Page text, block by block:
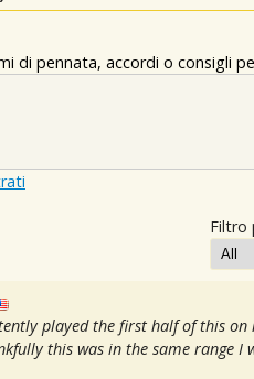
di pennata, accordi o consigli
Filtro
played the first half of this
this was in the same range I